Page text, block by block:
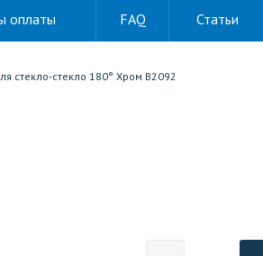
оплаты FAQ Статьи
стекло-стекло 180° Хром B2092